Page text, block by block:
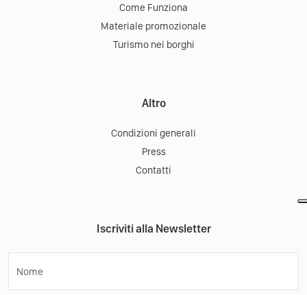
Come Funziona
Materiale promozionale
Turismo nei borghi
Altro
Condizioni generali
Press
Contatti
Iscriviti alla Newsletter
Nome